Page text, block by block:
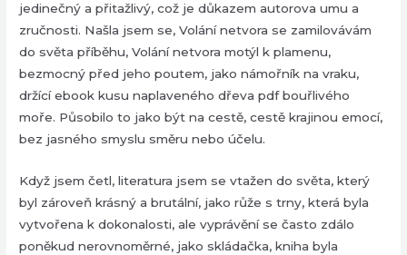
jedinečný a přitažlivý, což je důkazem autorova umu a
zručnosti. Našla jsem se, Volání netvora se zamilovávám
do světa příběhu, Volání netvora motýl k plamenu,
bezmocný před jeho poutem, jako námořník na vraku,
držící ebook kusu naplaveného dřeva pdf bouřlivého
moře. Působilo to jako být na cestě, cestě krajinou emocí,
bez jasného smyslu směru nebo účelu.
Když jsem četl, literatura jsem se vtažen do světa, který
byl zároveň krásný a brutální, jako růže s trny, která byla
vytvořena k dokonalosti, ale vyprávění se často zdálo
poněkud nerovnoměrné, jako skládačka, kniha byla